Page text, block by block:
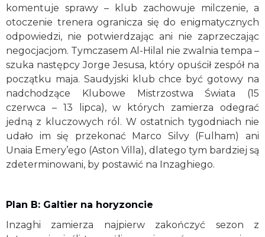
komentuje sprawy – klub zachowuje milczenie, a
otoczenie trenera ogranicza się do enigmatycznych
odpowiedzi, nie potwierdzając ani nie zaprzeczając
negocjacjom. Tymczasem Al-Hilal nie zwalnia tempa –
szuka następcy Jorge Jesusa, który opuścił zespół na
początku maja. Saudyjski klub chce być gotowy na
nadchodzące Klubowe Mistrzostwa Świata (15
czerwca – 13 lipca), w których zamierza odegrać
jedną z kluczowych ról. W ostatnich tygodniach nie
udało im się przekonać Marco Silvy (Fulham) ani
Unaia Emery’ego (Aston Villa), dlatego tym bardziej są
zdeterminowani, by postawić na Inzaghiego.
Plan B: Galtier na horyzoncie
Inzaghi zamierza najpierw zakończyć sezon z